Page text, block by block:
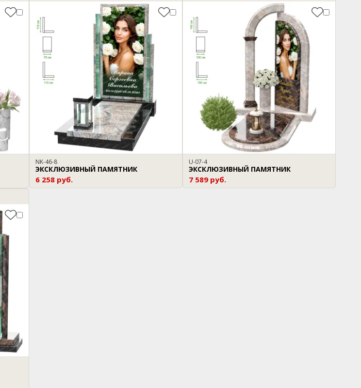
NK-46-8
ЭКСКЛЮЗИВНЫЙ ПАМЯТНИК
6 258 руб.
U-07-4
ЭКСКЛЮЗИВНЫЙ ПАМЯТНИК
7 589 руб.